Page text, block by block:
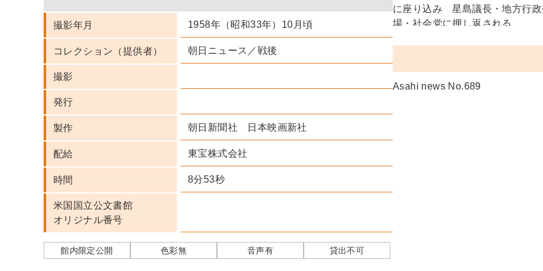
撮影年月 1958年（昭和33年）10月頃
コレクション（提供者） 朝日ニュース／戦後
撮影
発行
製作 朝日新聞社 日本映画新社
配給 東宝株式会社
時間 8分53秒
米国国立公文書館
オリジナル番号
館内限定公開 色彩無 音声有 貸出不可
に座り込み 星島議長・地方行
場・社会党に押し返される
Asahi news No.689